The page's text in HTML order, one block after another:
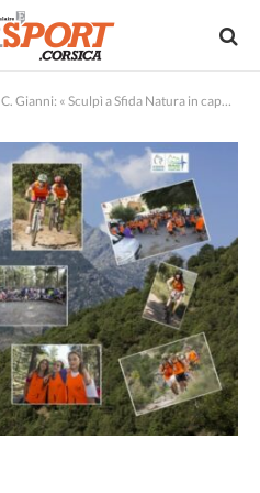
C. Gianni: « Sculpì a Sfida Natura in capu à i zitelli, hè a nostra più grande vittoria »